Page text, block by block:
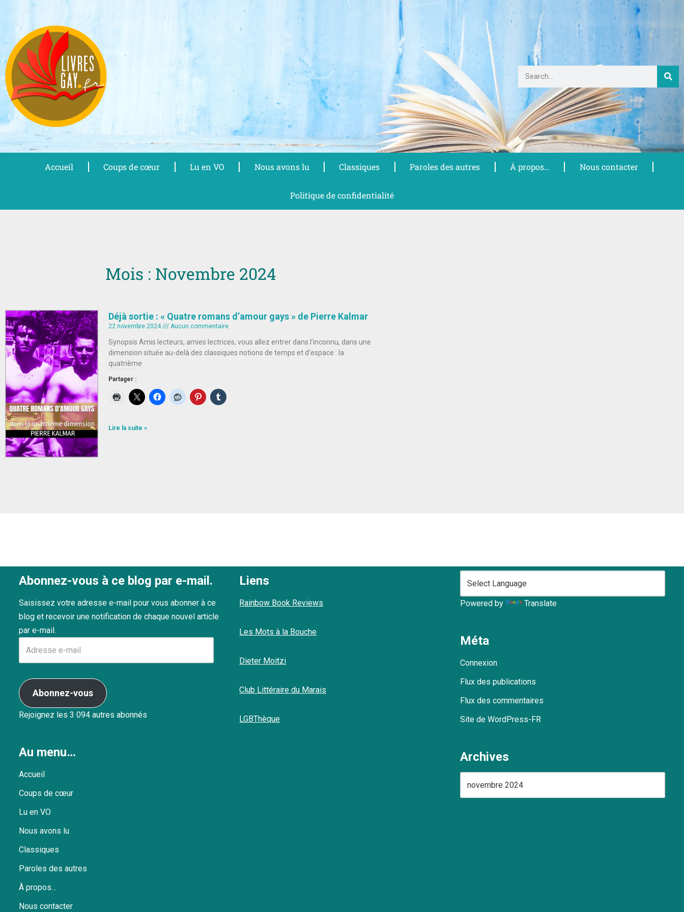
Aller
contenu
Accueil Coups de cœur Lu en VO Nous avons lu Classiques Paroles des autres À propos… Nous contacter
Politique de confidentialité
Mois : Novembre 2024
Déjà sortie : « Quatre romans d’amour gays » de Pierre Kalmar
22 novembre 2024 Aucun commentaire
Synopsis Amis lecteurs, amies lectrices, vous allez entrer dans l’inconnu, dans une
dimension située au-delà des classiques notions de temps et d’espace : la
quatrième
Partager :
Lire la suite »
Abonnez-vous à ce blog par e-mail.
Saisissez votre adresse e-mail pour vous abonner à ce
blog et recevoir une notification de chaque nouvel article
par e-mail.
Abonnez-vous
Rejoignez les 3 094 autres abonnés
Au menu…
Accueil
Coups de cœur
Lu en VO
Nous avons lu
Classiques
Paroles des autres
À propos…
Nous contacter
Liens
Rainbow Book Reviews
Les Mots à la Bouche
Dieter Moitzi
Club Littéraire du Marais
LGBThèque
Powered by Translate
Méta
Connexion
Flux des publications
Flux des commentaires
Site de WordPress-FR
Archives